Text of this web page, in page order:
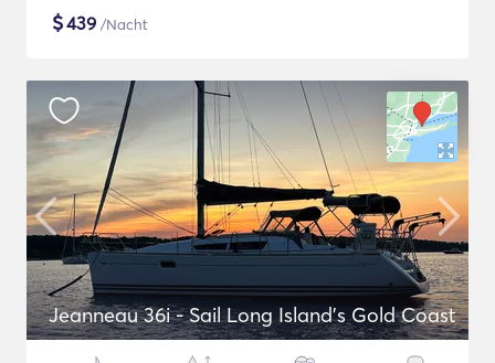
$439 /Nacht
Jeanneau 36i - Sail Long Island's Gold Coast